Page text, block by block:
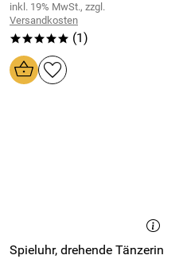
inkl. 19% MwSt., zzgl.
Versandkosten
***** (1)
Spieluhr, drehende Tänzerin